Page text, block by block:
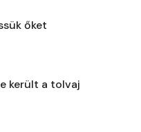
őket
került a tolvaj